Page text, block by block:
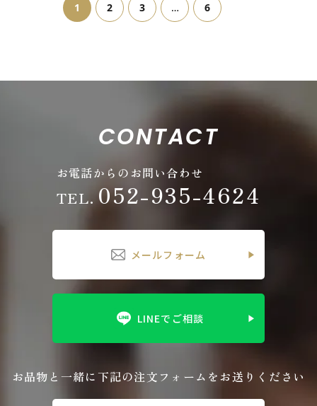
1 2 3 … 6
CONTACT
お電話からのお問い合わせ
TEL. 052-935-4624
メールフォーム
LINEでご相談
お品物と一緒に下記の注文フォームをお送りください